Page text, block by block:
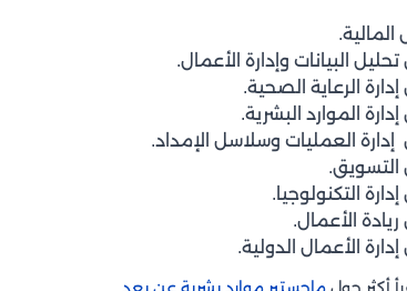
البيانات وإدارة الأعمال.
الرعاية الصحية.
الموارد البشرية.
العمليات وسلاسل الإمداد.
التكنولوجيا.
الأعمال.
الأعمال الدولية.